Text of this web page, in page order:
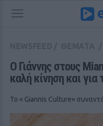
Ο Γιάννης στους
καλή κίνηση και για
Το « Giannis Culture»